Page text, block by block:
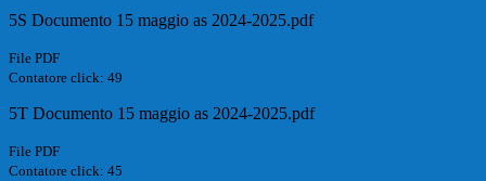
5S Documento 15 maggio as 2024-2025.pdf
File PDF
Contatore click: 49
5T Documento 15 maggio as 2024-2025.pdf
File PDF
Contatore click: 45